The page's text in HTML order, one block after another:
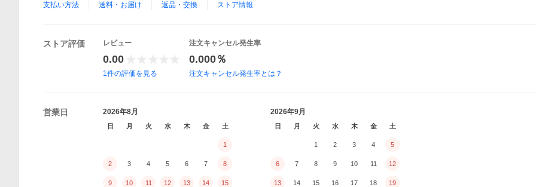
支払い方法 送料・お届け 返品・交換 ストア情報
ストア評価 レビュー
0.00
1件の評価を見る
注文キャンセル発生率
0.000％
注文キャンセル発生率とは？
営業日 2026年8月
日 月 火 水 木 金 土
1
2 3 4 5 6 7 8
9 10 11 12 13 14 15
2026年9月
日 月 火 水 木 金 土
1 2 3 4 5
6 7 8 9 10 11 12
13 14 15 16 17 18 19